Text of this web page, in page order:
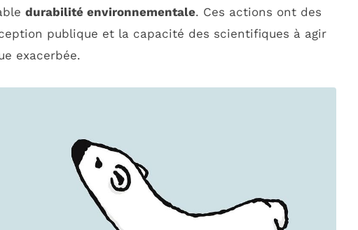
durabilité environnementale. Ces actions ont des
publique et la capacité des scientifiques à agir
exacerbée.